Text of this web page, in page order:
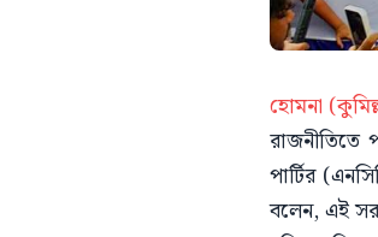
হোমনা
রাজনীতিতে
পার্টির
বলেন, এই